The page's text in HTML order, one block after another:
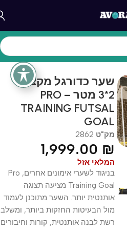
שער כדורגל מקצועי
2*3 מטר – PRO
TRAINING FUTSAL
GOAL
מק"ט 2862
1,999.00 ₪
המלאי אזל
בניגוד לשערי אימונים אחרים, Pro
Training Goal מציעה תצוגה
אותנטית יותר. השער מתוכנן לעמוד
מול הבעיטות החזקות ביותר, ומשלב
רשת לבנה אותנטית, קורות וחיבורים